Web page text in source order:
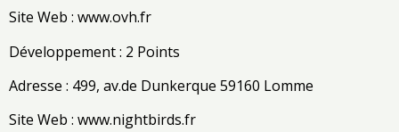
Site Web : www.ovh.fr
Développement : 2 Points
Adresse : 499, av.de Dunkerque 59160 Lomme
Site Web : www.nightbirds.fr